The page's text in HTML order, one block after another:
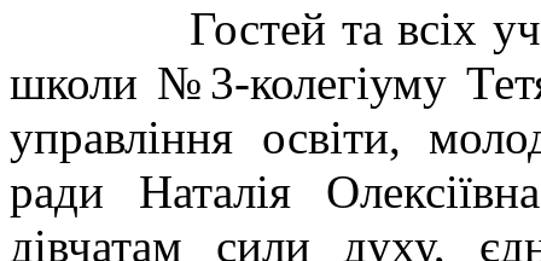
Гостей та всіх
школи №3-колегіуму
управління освіти,
ради Наталія
дівчатам сили духу,